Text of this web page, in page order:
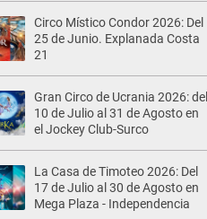
Circo Místico Condor 2026: Del
25 de Junio. Explanada Costa
21
Gran Circo de Ucrania 2026: del
10 de Julio al 31 de Agosto en
el Jockey Club-Surco
La Casa de Timoteo 2026: Del
17 de Julio al 30 de Agosto en
Mega Plaza - Independencia